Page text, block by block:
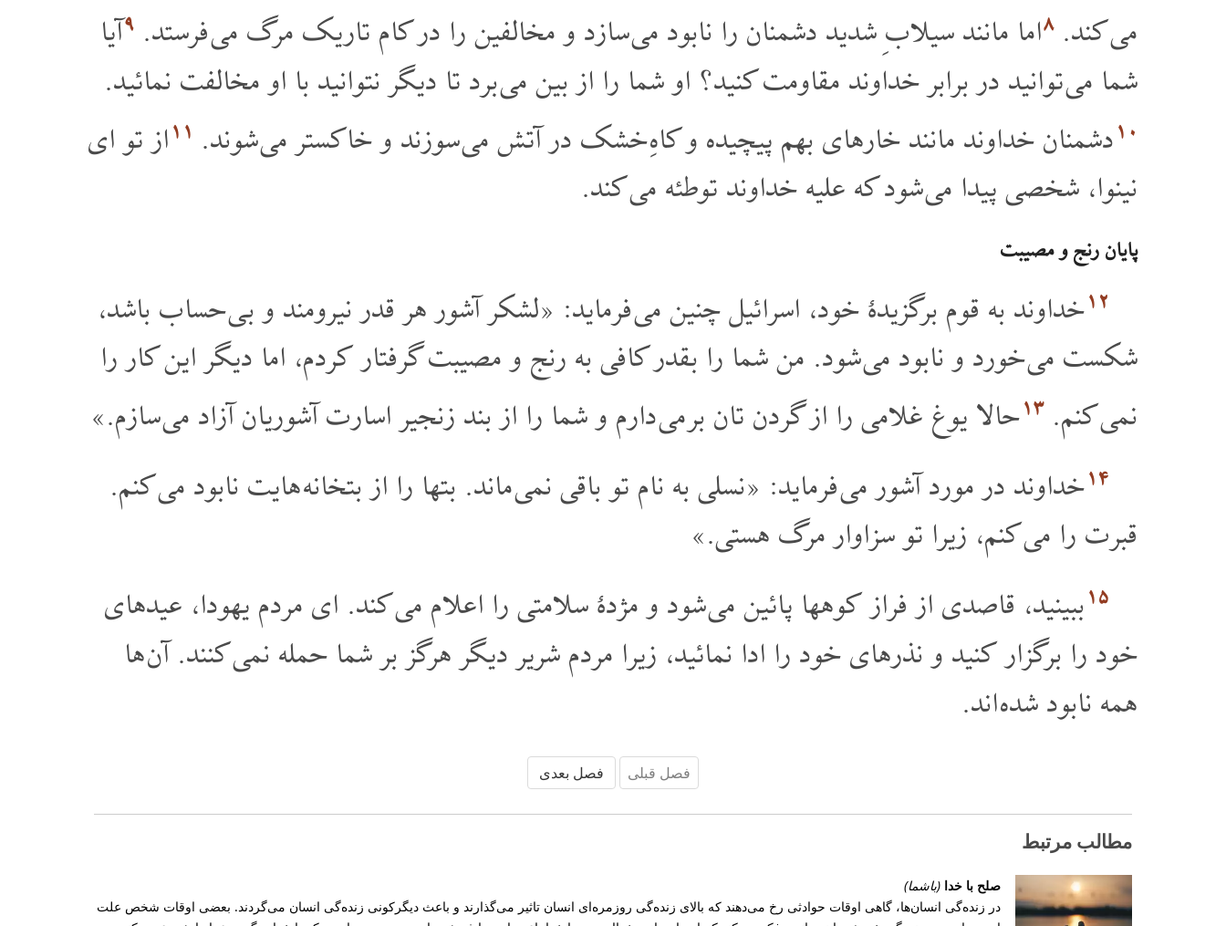
می کند. ۸اما مانند سیلابِ شدید دشمنان را نابود می سازد و مخالفین را در کام تاریک مرگ می فرستد. ۹آیا
شما می توانید در برابر خداوند مقاومت کنید؟ او شما را از بین می برد تا دیگر نتوانید با او مخالفت نمائید.
۱۰دشمنان خداوند مانند خارهای بهم پیچیده و کاهِ خشک در آتش می سوزند و خاکستر می شوند. ۱۱از تو ای
نینوا، شخصی پیدا می شود که علیه خداوند توطئه می کند.
پایان رنج و مصیبت
۱۲خداوند به قوم برگزیدۀ خود، اسرائیل چنین می فرماید: «لشکر آشور هر قدر نیرومند و بی حساب باشد،
شکست می خورد و نابود می شود. من شما را بقدر کافی به رنج و مصیبت گرفتار کردم، اما دیگر این کار را
نمی کنم. ۱۳حالا یوغ غلامی را از گردن تان بر می دارم و شما را از بند زنجیر اسارت آشوریان آزاد می سازم.»
۱۴خداوند در مورد آشور می فرماید: «نسلی به نام تو باقی نمی ماند. بتها را از بتخانه هایت نابود می کنم.
قبرت را می کنم، زیرا تو سزاوار مرگ هستی.»
۱۵ ببینید، قاصدی از فراز کوهها پائین می شود و مژدۀ سلامتی را اعلام می کند. ای مردم یهودا، عیدهای
خود را برگزار کنید و نذرهای خود را ادا نمائید، زیرا مردم شریر دیگر هرگز بر شما حمله نمی کنند. آن ها
همه نابود شده اند.
فصل قبلی فصل بعدی
مطالب مرتبط
صلح با خدا (باشما)
در زند‌ه‌گی انسان‌ها، گاهی اوقات حوادثی رخ می‌‌‌دهند که بالای زند‌ه‌گی روزمره‌ای انسان تاثیر می‌‌‌گذارند و باعث دیگرکونی زند‌ه‌گی انسان می‌‌‌گردند. بعضی اوقات شخص علت